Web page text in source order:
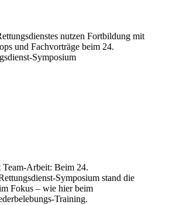
nutzen Fortbildung mit
und Fachvorträge beim 24.
Symposium
Arbeit: Beim 24.
Symposium stand die
Fokus – wie hier beim
Training.